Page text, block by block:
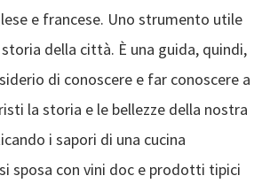
e francese. Uno strumento utile
della città. È una guida, quindi,
di conoscere e far conoscere a
la storia e le bellezze della nostra
i sapori di una cucina
sposa con vini doc e prodotti tipici